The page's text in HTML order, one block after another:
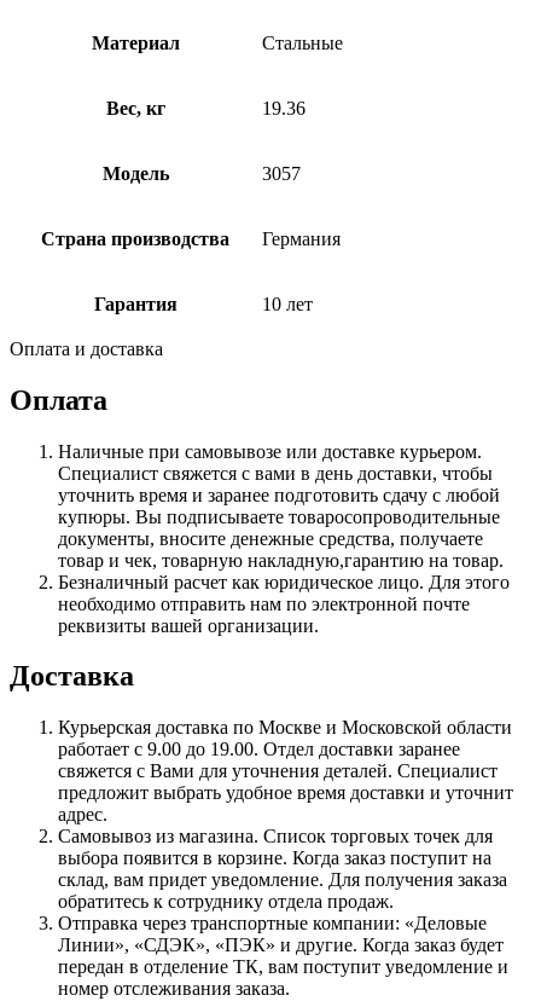
Материал Стальные
Вес, кг 19.36
Модель 3057
Страна производства Германия
Гарантия 10 лет
Оплата и доставка
Оплата
Наличные при самовывозе или доставке курьером.
Специалист свяжется с вами в день доставки, чтобы
уточнить время и заранее подготовить сдачу с любой
купюры. Вы подписываете товаросопроводительные
документы, вносите денежные средства, получаете
товар и чек, товарную накладную,гарантию на товар.
Безналичный расчет как юридическое лицо. Для этого
необходимо отправить нам по электронной почте
реквизиты вашей организации.
Доставка
Курьерская доставка по Москве и Московской области
работает с 9.00 до 19.00. Отдел доставки заранее
свяжется с Вами для уточнения деталей. Специалист
предложит выбрать удобное время доставки и уточнит
адрес.
Самовывоз из магазина. Список торговых точек для
выбора появится в корзине. Когда заказ поступит на
склад, вам придет уведомление. Для получения заказа
обратитесь к сотруднику отдела продаж.
Отправка через транспортные компании: «Деловые
Линии», «СДЭК», «ПЭК» и другие. Когда заказ будет
передан в отделение ТК, вам поступит уведомление и
номер отслеживания заказа.